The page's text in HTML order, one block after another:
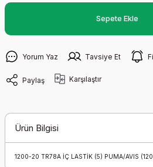
Sepete Ekle
Yorum Yaz Tavsiye Et
Paylaş Karşılaştır
Ürün Bilgisi
1200-20 TR78A İÇ LASTİK (5) PUMA/AVIS